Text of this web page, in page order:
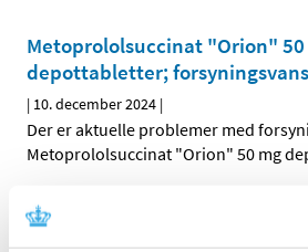
Metoprololsuccinat "Orion"
depottabletter;
| 10. december 2024 |
Der er aktuelle problemer med
Metoprololsuccinat "Orion" 50 mg
Metoprololsuccinat "Hexal" 50